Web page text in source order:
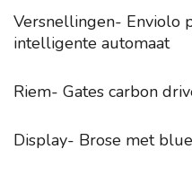
Versnellingen- Enviolo
intelligente automaat
Riem- Gates carbon
Display- Brose met